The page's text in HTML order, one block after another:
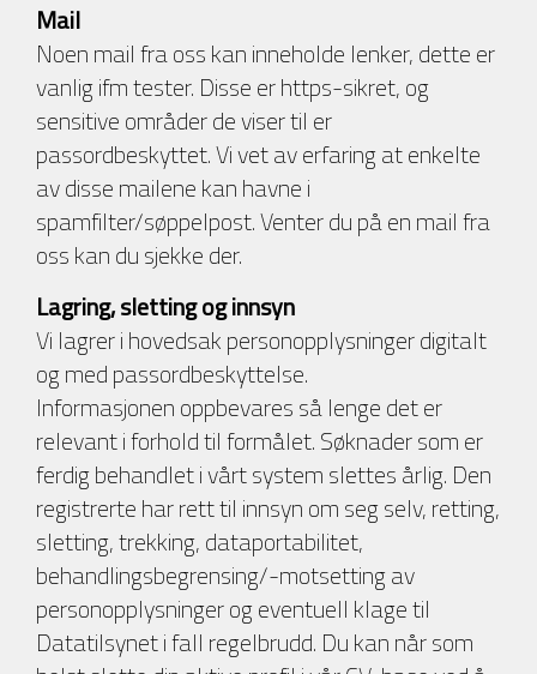
Mail
Noen mail fra oss kan inneholde lenker, dette er
vanlig ifm tester. Disse er https-sikret, og
sensitive områder de viser til er
passordbeskyttet. Vi vet av erfaring at enkelte
av disse mailene kan havne i
spamfilter/søppelpost. Venter du på en mail fra
oss kan du sjekke der.
Lagring, sletting og innsyn
Vi lagrer i hovedsak personopplysninger digitalt
og med passordbeskyttelse.
Informasjonen oppbevares så lenge det er
relevant i forhold til formålet. Søknader som er
ferdig behandlet i vårt system slettes årlig. Den
registrerte har rett til innsyn om seg selv, retting,
sletting, trekking, dataportabilitet,
behandlingsbegrensing/-motsetting av
personopplysninger og eventuell klage til
Datatilsynet i fall regelbrudd. Du kan når som